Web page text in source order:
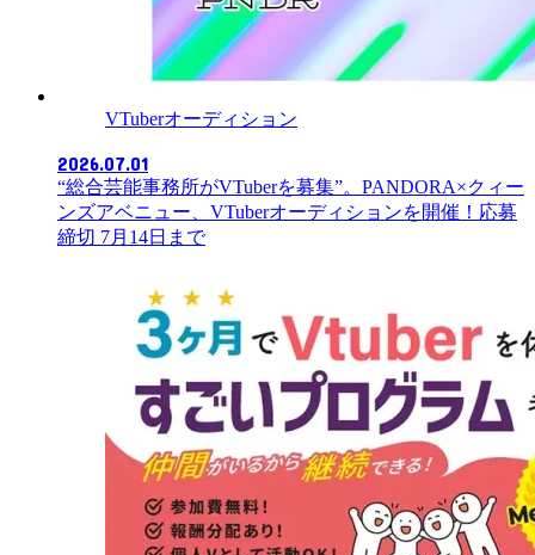
VTuberオーディション
2026.07.01
“総合芸能事務所がVTuberを募集”。PANDORA×クィー
ンズアベニュー、VTuberオーディションを開催！応募
締切 7月14日まで